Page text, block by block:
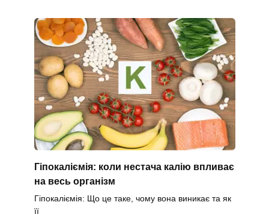
Гіпокаліємія: коли нестача калію впливає
на весь організм
Гіпокаліємія: Що це таке, чому вона виникає та як
її